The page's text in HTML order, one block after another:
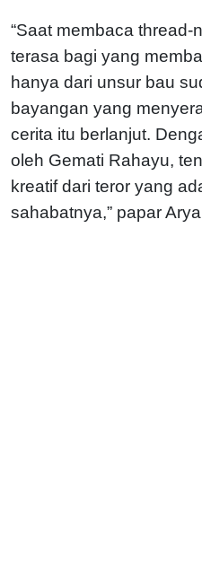
“Saat membaca
terasa bagi yang
hanya dari unsur bau
bayangan yang
cerita itu berlanjut.
oleh Gemati Rahayu,
kreatif dari teror yang
sahabatnya,” papar